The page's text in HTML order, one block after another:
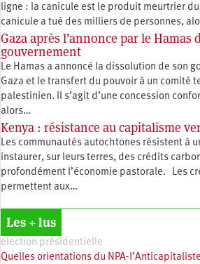
ligne : la canicule est le produit meurtrier
canicule a tué des milliers de personnes,
Gaza après l’annonce par le Hamas
gouvernement
Le Hamas a annoncé la dissolution de son
Gaza et le transfert du pouvoir à un comité
palestinien. Il s’agit d’une concession
alors…
Kenya : résistance au capitalisme
Les communautés autochtones résistent à
instaurer, sur leurs terres, des crédits
profondément l’économie pastorale. Les
permettent aux…
Les + lus
élection présidentielle
Quelles orientations du NPA-